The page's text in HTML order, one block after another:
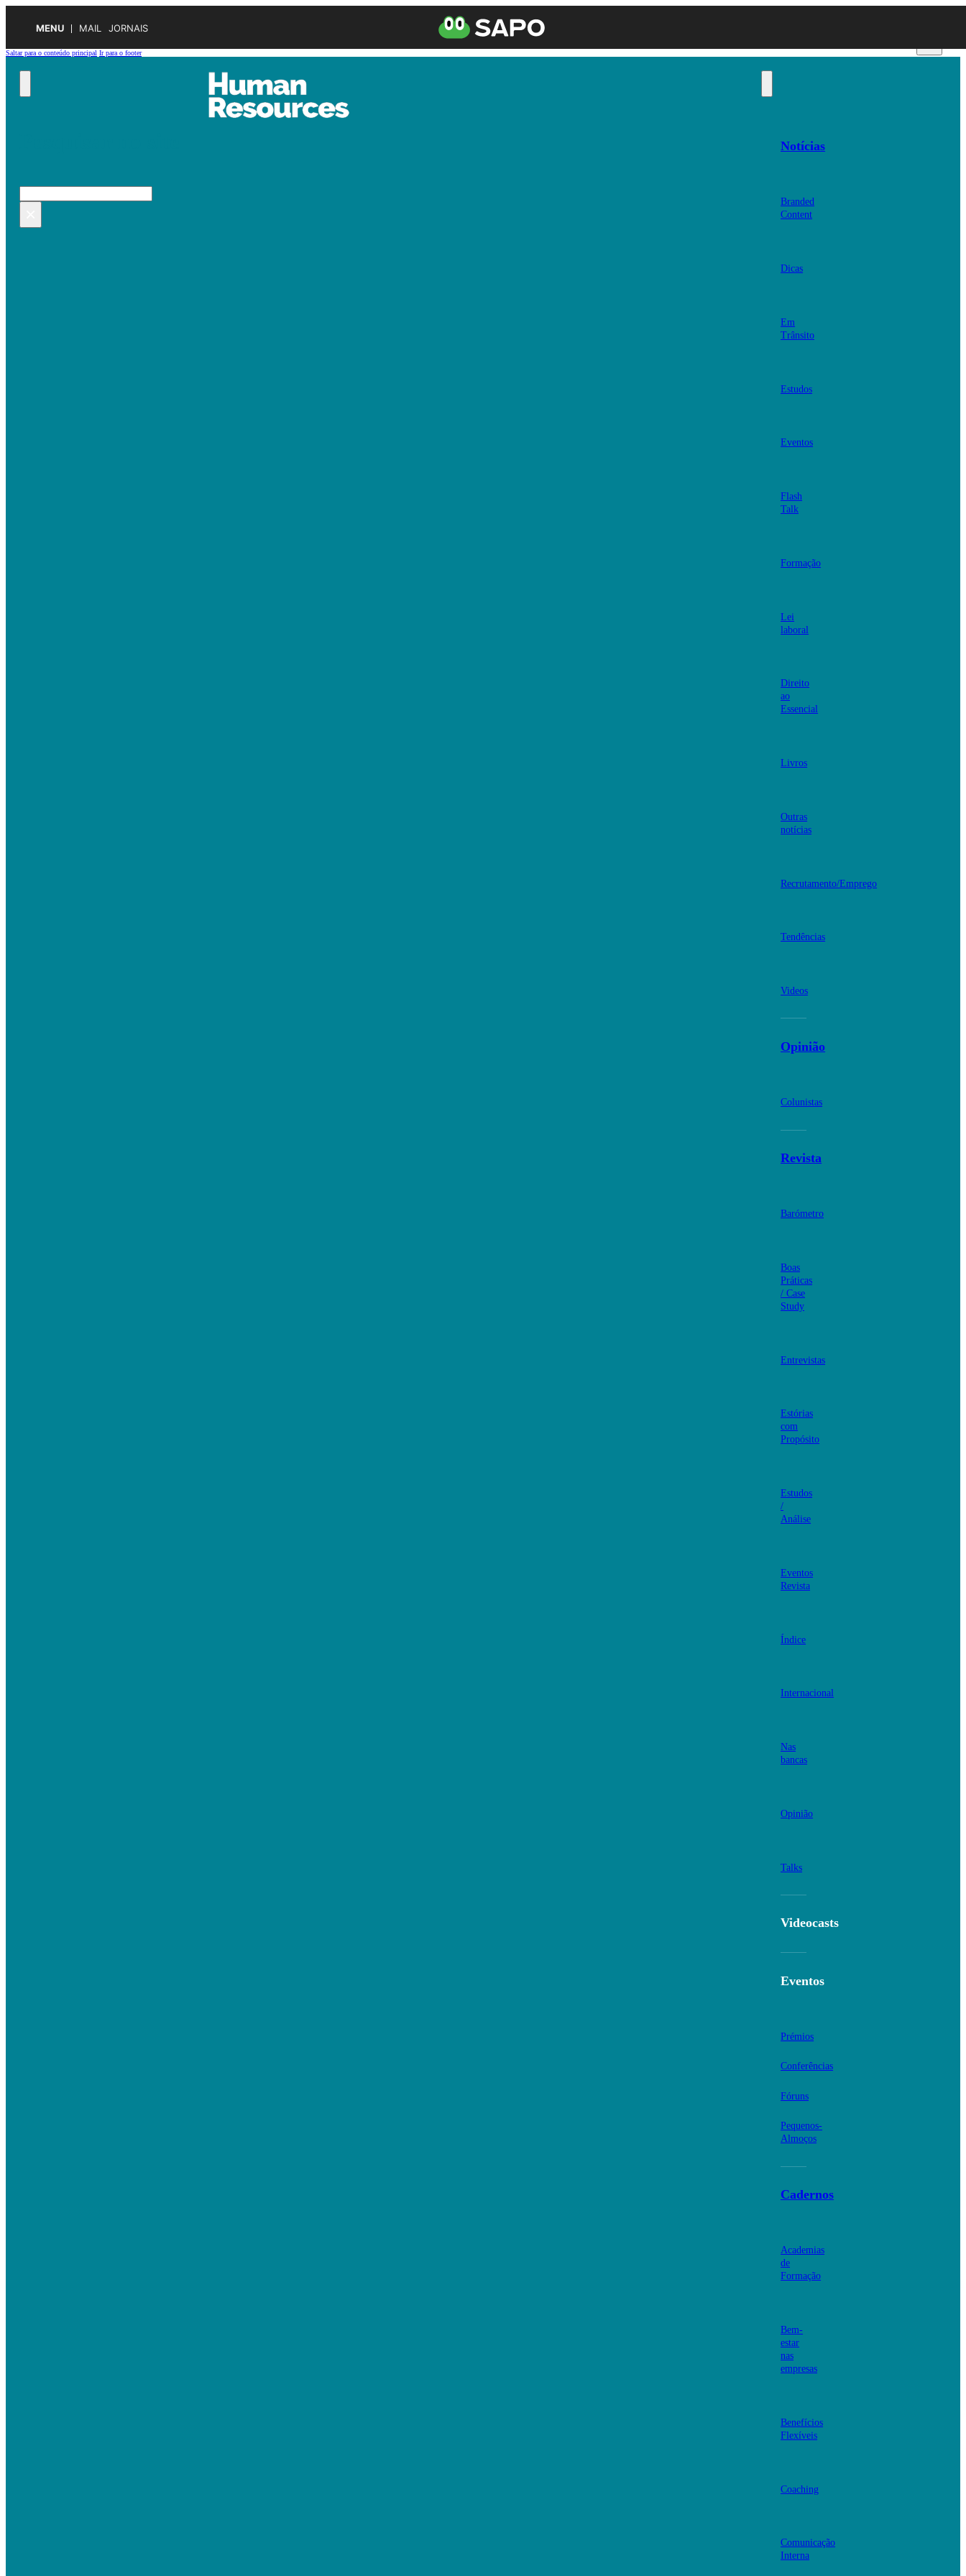
MENU MAIL JORNAIS
Saltar para o conteúdo principal Ir para o footer
Pesquisar
Notícias
Branded
Content
Dicas
Em
Trânsito
Estudos
Eventos
Flash
Talk
Formação
Lei
laboral
Direito
ao
Essencial
Livros
Outras
notícias
Recrutamento/Emprego
Tendências
Videos
Opinião
Colunistas
Revista
Barómetro
Boas
Práticas
/ Case
Study
Entrevistas
Estórias
com
Propósito
Estudos
/
Análise
Eventos
Revista
Índice
Internacional
Nas
bancas
Opinião
Talks
Videocasts
Eventos
Prémios
Conferências
Fóruns
Pequenos-
Almoços
Cadernos
Academias
de
Formação
Bem-
estar
nas
empresas
Benefícios
Flexíveis
Coaching
Comunicação
Interna